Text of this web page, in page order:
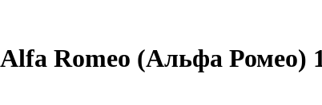
Romeo (Альфа Ромео)